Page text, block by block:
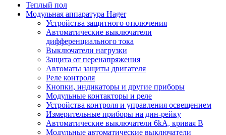
Теплый пол
Модульная аппаратура Hager
Устройства защитного отключения
Автоматические выключатели
дифференциального тока
Выключатели нагрузки
Защита от перенапряжения
Автоматы защиты двигателя
Реле контроля
Кнопки, индикаторы и другие приборы
Модульные контакторы и реле
Устройства контроля и управления освещением
Измерительные приборы на дин-рейку
Автоматические выключатели 6kA, кривая В
Модульные автоматические выключатели